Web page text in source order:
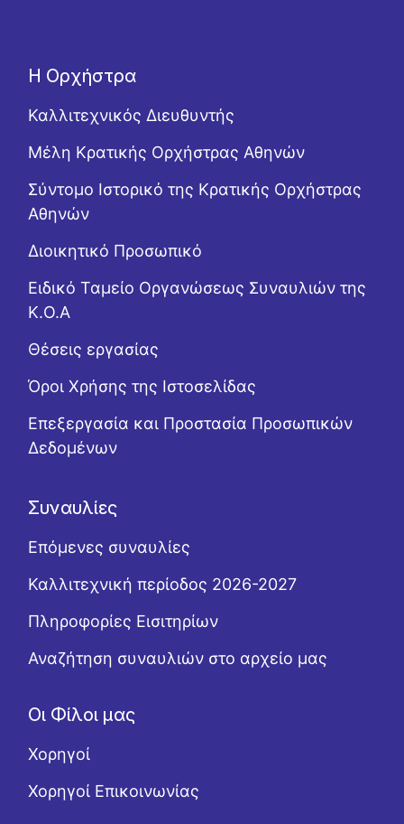
Η Ορχήστρα
Καλλιτεχνικός Διευθυντής
Μέλη Κρατικής Ορχήστρας Αθηνών
Σύντομο Ιστορικό της Κρατικής Ορχήστρας
Αθηνών
Διοικητικό Προσωπικό
Ειδικό Ταμείο Οργανώσεως Συναυλιών της
Κ.Ο.Α
Θέσεις εργασίας
Όροι Χρήσης της Ιστοσελίδας
Επεξεργασία και Προστασία Προσωπικών
Δεδομένων
Συναυλίες
Επόμενες συναυλίες
Καλλιτεχνική περίοδος 2026-2027
Πληροφορίες Εισιτηρίων
Αναζήτηση συναυλιών στο αρχείο μας
Οι Φίλοι μας
Χορηγοί
Χορηγοί Επικοινωνίας